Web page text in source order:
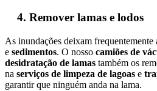
Remover lamas e lodos
As inundações deixam frequentemente
e sedimentos. O nosso camiões de
desidratação de lamas também os
na serviços de limpeza de lagoas e
garantir que ninguém anda na lama.